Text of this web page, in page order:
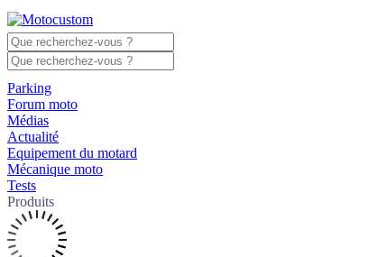
Parking
Forum moto
Médias
Actualité
Equipement du motard
Mécanique moto
Tests
Produits